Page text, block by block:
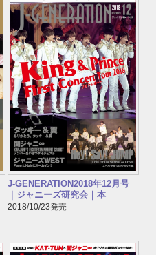
J-GENERATION2018年12月号
｜ジャニーズ研究会｜本
2018/10/23発売